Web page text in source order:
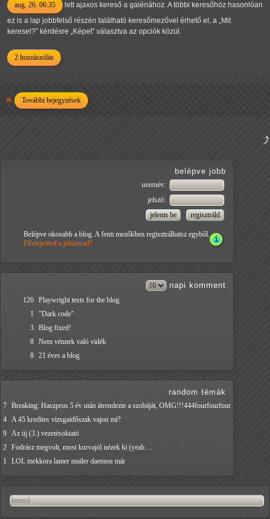
aug. 26. 06:35
lett ajaxos kereső a galériához. A többi keresőhöz hasonlóan
ez is a lap jobbfelső részén található keresőmezővel érhető el, a
Mit
keresel?
kérdésre Képet választva az opciók közül.
2 hozzászólás
További bejegyzések
belépve jobb
usernév:
jelszó:
Belépve okosabb a blog. A fenti mezőkben regisztrálhatsz egyből.
Elfelejtetted a jelszavad?
napi komment
126 Playwright tests for the blog
1
"Dark code"
3 Blog fixed!
8 Nem vénnek való vidék
8 21 éves a blog
random témák
7 Breaking: Haszprus 5 év után átrendezte a szobáját, OMG!!!444fourfourfour
4 A 45 kredites vizsgaidőszak vajon mi?
9 Az új (3.) vezetésoktató
2 Fodrász megvolt, most kurvajól nézek ki (yeah…
1
LOL mekkora lamer mailer daemon már